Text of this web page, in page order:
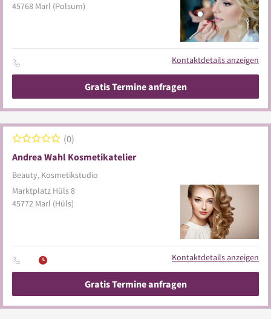
45768 Marl (Polsum)
Kontaktdetails anzeigen
Gratis Termine anfragen
Andrea Wahl Kosmetikatelier
Beauty, Kosmetikstudio
0
Marktplatz Hüls 8
45772 Marl (Hüls)
Kontaktdetails anzeigen
Gratis Termine anfragen